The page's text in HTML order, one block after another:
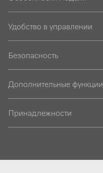
Удобство в управлении
Безопасность
Дополнительные функции
Принадлежности